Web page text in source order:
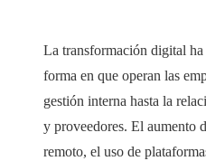
La transformación digital ha
forma en que operan las
gestión interna hasta la
y proveedores. El aumento
remoto, el uso de